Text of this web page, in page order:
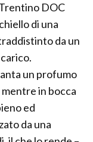
DOC
di una
da un
un profumo
in bocca
ed
da una